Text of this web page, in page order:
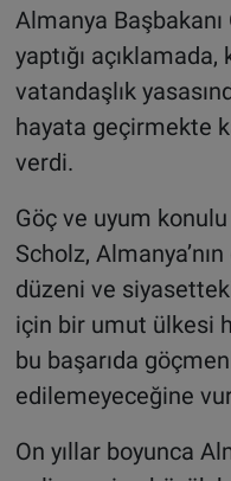
Almanya
yaptığı
vatandaşlık
hayata geçirmekte
verdi.
Göç ve uyum
Scholz,
düzeni ve
için bir umut ülkesi
bu başarıda
edilemeyeceğine
On yıllar boyunca